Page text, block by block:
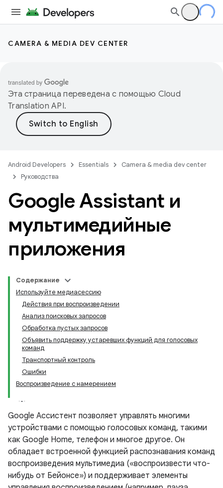
CAMERA & MEDIA DEV CENTER
Эта страница переведена с помощью Cloud
Translation API.
Android Developers Essentials
Camera & media dev center
Руководства
Google Assistant и
мультимедийные
приложения
Содержание
Используйте медиасессию
Действия при воспроизведении
Анализ поисковых запросов
Обработка пустых запросов
Объявить поддержку устаревших функций для голосовых
команд
Транспортный контроль
Ошибки
Воспроизведение с намерением
Google Ассистент позволяет управлять многими
устройствами с помощью голосовых команд, такими
как Google Home, телефон и многое другое. Он
обладает встроенной функцией распознавания команд
воспроизведения мультимедиа («воспроизвести что-
нибудь от Бейонсе») и поддерживает элементы